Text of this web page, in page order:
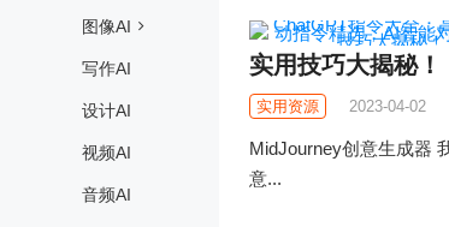
图像AI
写作AI
设计AI
视频AI
音频AI
实用技巧大揭秘！
实用资源 2023-04-02
MidJourney创意生成器
意...